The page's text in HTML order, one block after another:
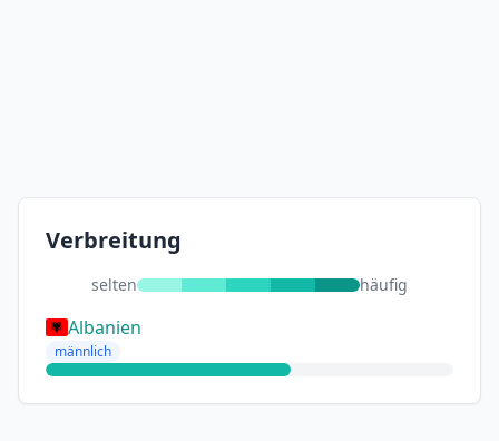
Verbreitung
selten häufig
Albanien
männlich